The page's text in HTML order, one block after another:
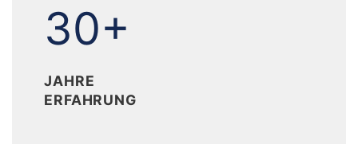
30+
JAHRE
ERFAHRUNG